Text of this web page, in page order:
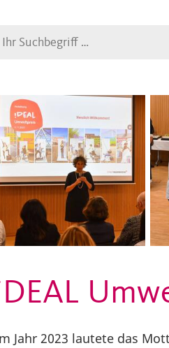
Jahr 2023 lautete das